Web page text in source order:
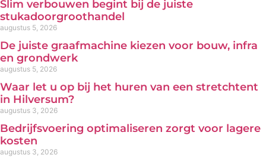
Slim verbouwen begint bij de juiste
stukadoorgroothandel
augustus 5, 2026
De juiste graafmachine kiezen voor bouw, infra
en grondwerk
augustus 5, 2026
Waar let u op bij het huren van een stretchtent
in Hilversum?
augustus 3, 2026
Bedrijfsvoering optimaliseren zorgt voor lagere
kosten
augustus 3, 2026